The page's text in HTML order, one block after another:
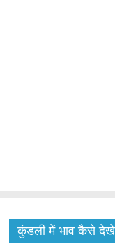
कुंडली में भाव कैसे देखे